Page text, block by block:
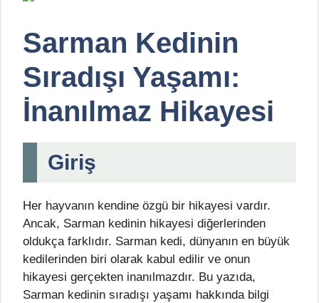
Sarman Kedinin
Sıradışı Yaşamı:
İnanılmaz Hikayesi
Giriş
Her hayvanın kendine özgü bir hikayesi vardır.
Ancak, Sarman kedinin hikayesi diğerlerinden
oldukça farklıdır. Sarman kedi, dünyanın en büyük
kedilerinden biri olarak kabul edilir ve onun
hikayesi gerçekten inanılmazdır. Bu yazıda,
Sarman kedinin sıradışı yaşamı hakkında bilgi